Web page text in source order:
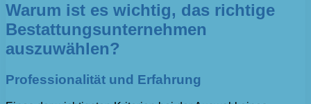
Warum ist es wichtig, das richtige
Bestattungsunternehmen
auszuwählen?
Professionalität und Erfahrung